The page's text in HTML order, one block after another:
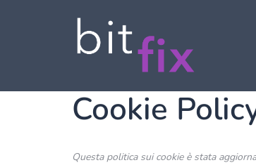
Cookie
Questa politica sui cookie è stata